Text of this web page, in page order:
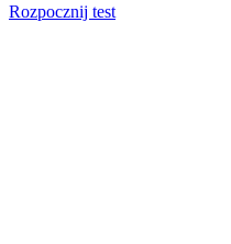
Rozpocznij test